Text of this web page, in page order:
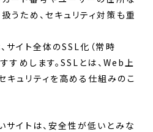
うため、セキュリティ対策も重
サイト全体のSSL化（常時
すめします。SSLとは、Web上
キュリティを高める仕組みのこ
イトは、安全性が低いとみな